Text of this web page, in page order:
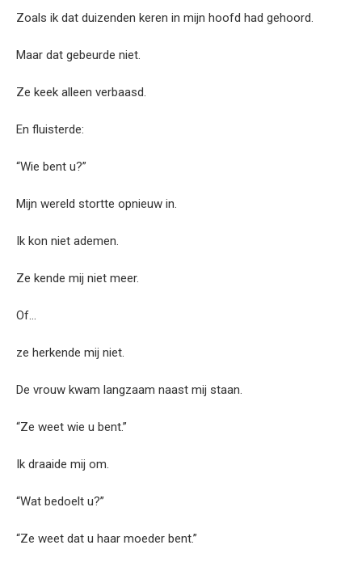
Zoals ik dat duizenden keren in mijn hoofd had gehoord.
Maar dat gebeurde niet.
Ze keek alleen verbaasd.
En fluisterde:
“Wie bent u?”
Mijn wereld stortte opnieuw in.
Ik kon niet ademen.
Ze kende mij niet meer.
Of…
ze herkende mij niet.
De vrouw kwam langzaam naast mij staan.
“Ze weet wie u bent.”
Ik draaide mij om.
“Wat bedoelt u?”
“Ze weet dat u haar moeder bent.”